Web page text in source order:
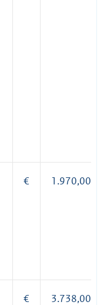
€ 1.970,00
€ 3.738,00